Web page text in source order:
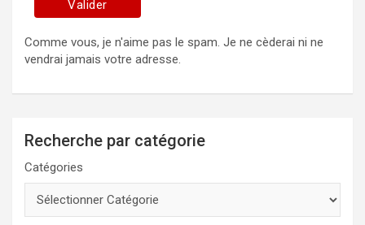
Comme vous, je n'aime pas le spam. Je ne cèderai ni ne
vendrai jamais votre adresse.
Recherche par catégorie
Catégories